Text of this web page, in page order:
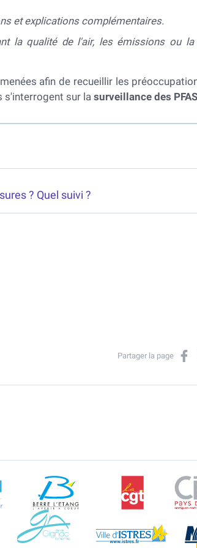
et explications complémentaires.
la qualité de l'air, les émissions ou
afin de recueillir les
s'interrogent sur lasurveillance des
? Quel suivi ?
Partager la page
Berre l'Etang
Gignac-la-Nerthe